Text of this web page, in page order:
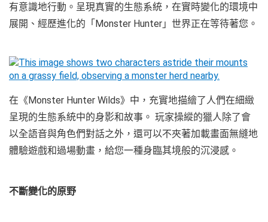
有意識地行動。呈現真實的生態系統，在實時變化的環境中
展開、經歷進化的「Monster Hunter」世界正在等待著您。
在《Monster Hunter Wilds》中，充實地描繪了人們在細緻
呈現的生態系統中的身影和故事。 玩家操縱的獵人除了會
以全語音與角色們對話之外，還可以不夾著加載畫面無縫地
體驗遊戲和過場動畫，給您一種身臨其境般的沉浸感。
不斷變化的原野